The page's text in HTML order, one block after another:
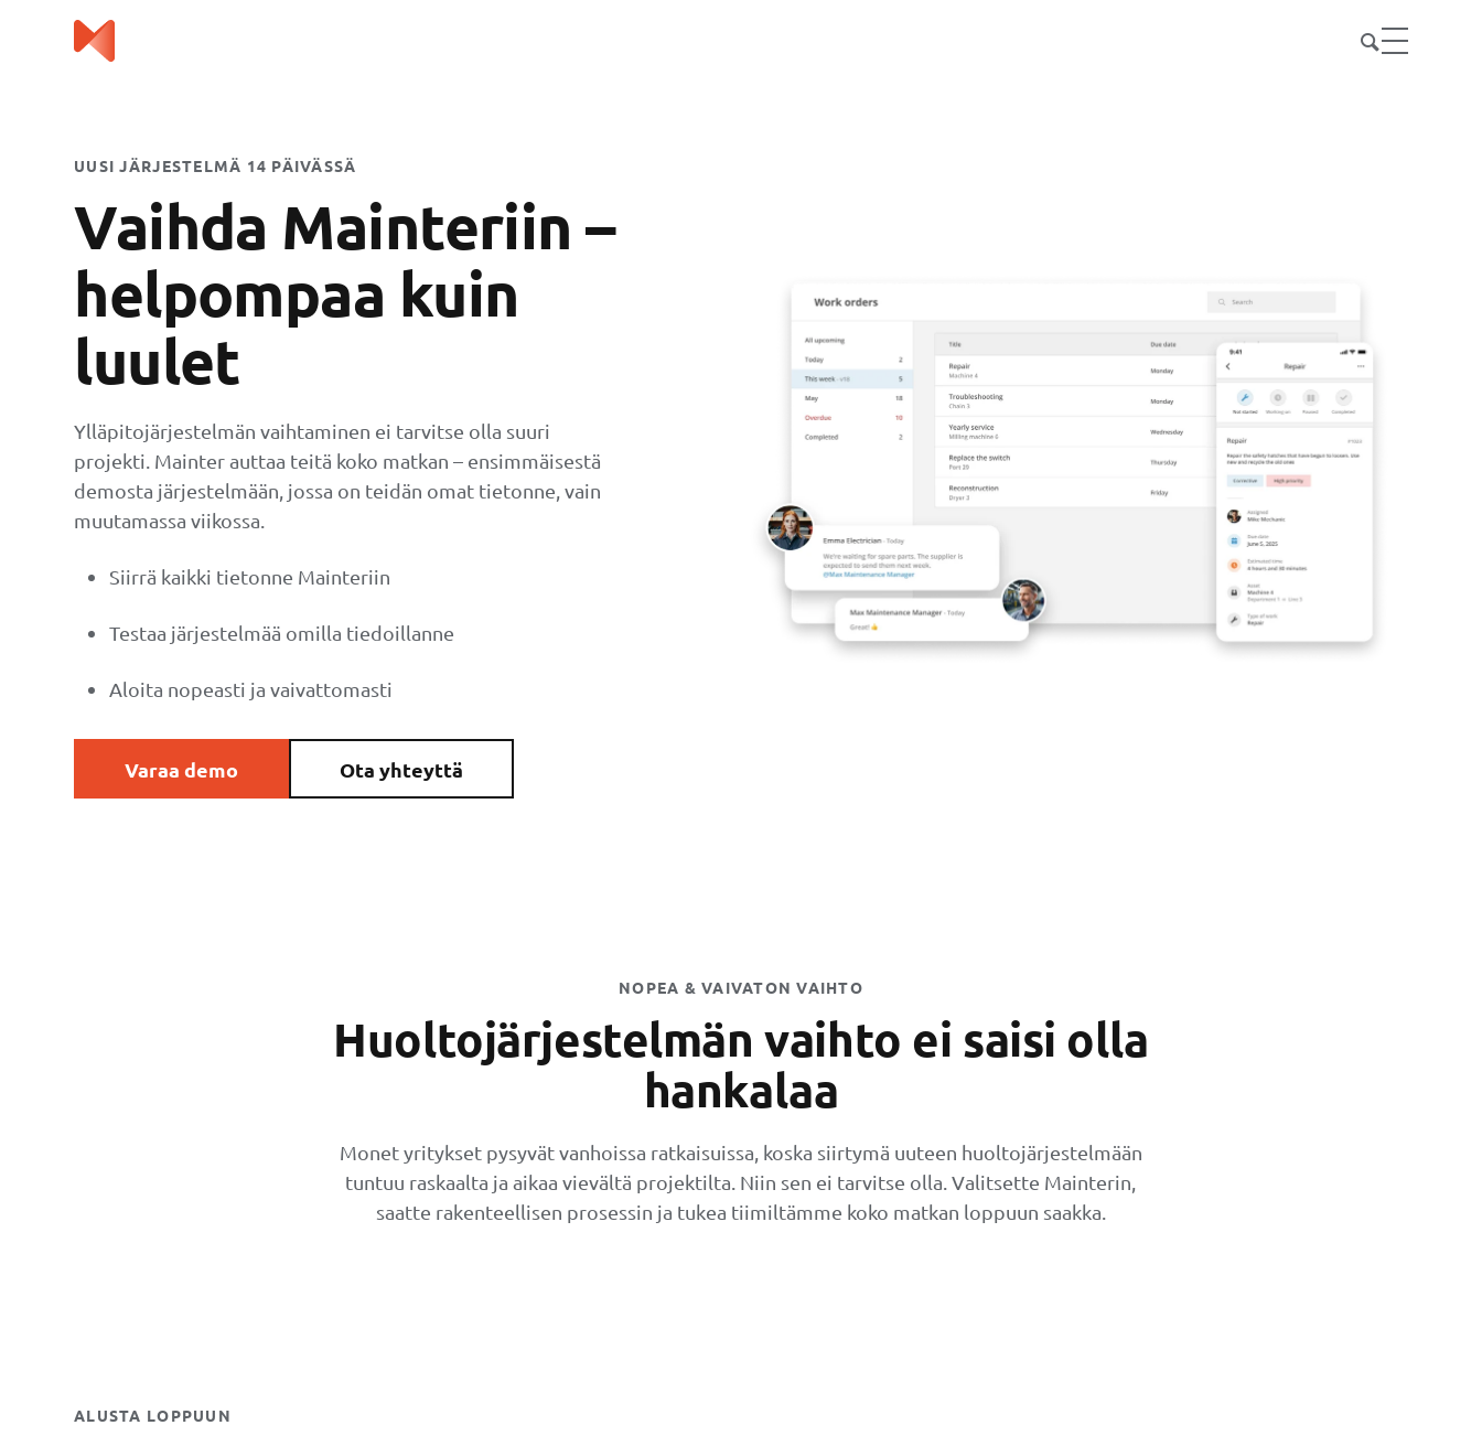
UUSI JÄRJESTELMÄ 14 PÄIVÄSSÄ
Vaihda Mainteriin –
helpompaa kuin
luulet
Ylläpitojärjestelmän vaihtaminen ei tarvitse olla suuri
projekti. Mainter auttaa teitä koko matkan – ensimmäisestä
demosta järjestelmään, jossa on teidän omat tietonne, vain
muutamassa viikossa.
Siirrä kaikki tietonne Mainteriin
Testaa järjestelmää omilla tiedoillanne
Aloita nopeasti ja vaivattomasti
Varaa demo Ota yhteyttä
NOPEA & VAIVATON VAIHTO
Huoltojärjestelmän vaihto ei saisi olla
hankalaa
Monet yritykset pysyvät vanhoissa ratkaisuissa, koska siirtymä uuteen huoltojärjestelmään
tuntuu raskaalta ja aikaa vievältä projektilta. Niin sen ei tarvitse olla. Valitsette Mainterin,
saatte rakenteellisen prosessin ja tukea tiimiltämme koko matkan loppuun saakka.
ALUSTA LOPPUUN